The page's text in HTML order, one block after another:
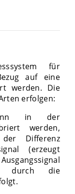
für
auf eine
werden. Die
erfolgen:
in der
werden,
Differenz
(erzeugt
durch die